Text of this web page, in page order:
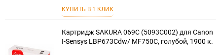
избранноесравнению
КУПИТЬ В 1 КЛИК
Картридж SAKURA 069C (5093C002) для Сanon
I-Sensys LBP673Cdw/ MF750C, голубой, 1900 к.